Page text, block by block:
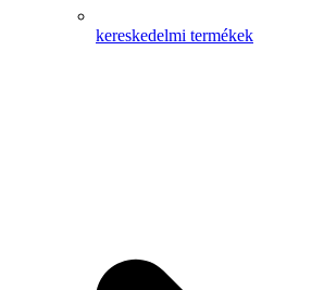
kereskedelmi termékek